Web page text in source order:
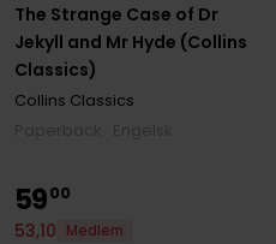
The Strange Case of Dr
Jekyll and Mr Hyde (Collins
Classics)
Collins Classics
5900
53,10
Medlem